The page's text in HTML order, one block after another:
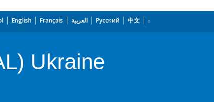
English Français العربية Русский 中文
Ukraine